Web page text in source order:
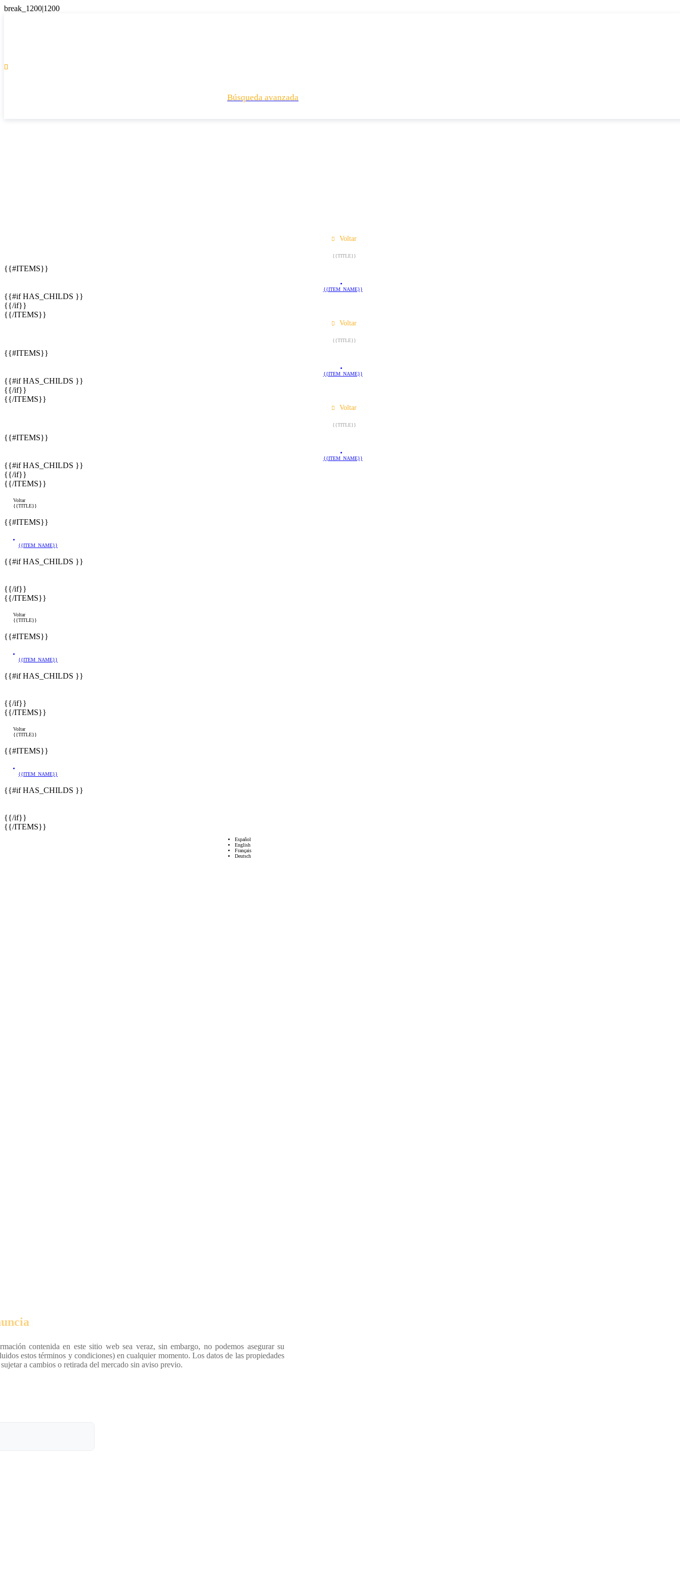
Búsqueda avanzada
Voltar
{{TITLE}}
{{#ITEMS}}
{{ITEM_NAME}}
{{#if HAS_CHILDS }}
{{/if}}
{{/ITEMS}}
Voltar
{{TITLE}}
{{#ITEMS}}
{{ITEM_NAME}}
{{#if HAS_CHILDS }}
{{/if}}
{{/ITEMS}}
Voltar
{{TITLE}}
{{#ITEMS}}
{{ITEM_NAME}}
{{#if HAS_CHILDS }}
{{/if}}
{{/ITEMS}}
Voltar
{{TITLE}}
{{#ITEMS}}
{{ITEM_NAME}}
{{#if HAS_CHILDS }}
{{/if}}
{{/ITEMS}}
Voltar
{{TITLE}}
{{#ITEMS}}
{{ITEM_NAME}}
{{#if HAS_CHILDS }}
{{/if}}
{{/ITEMS}}
Voltar
{{TITLE}}
{{#ITEMS}}
{{ITEM_NAME}}
{{#if HAS_CHILDS }}
{{/if}}
{{/ITEMS}}
Español
English
Français
Deutsch
contenida en este sitio web sea veraz, sin embargo, no podemos asegurar su
estos términos y condiciones) en cualquier momento. Los datos de las propiedades
a cambios o retirada del mercado sin aviso previo.